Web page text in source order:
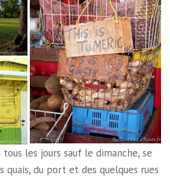
les jours sauf le dimanche, se
quais, du port et des quelques rues